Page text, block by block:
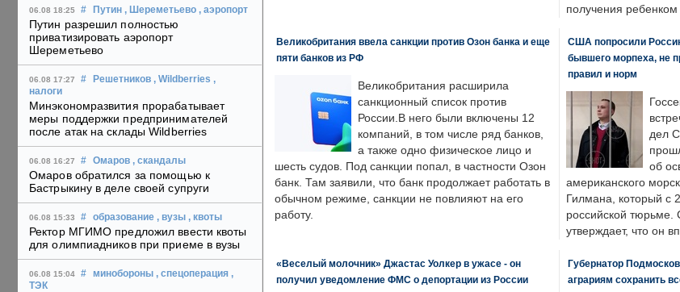
06.08 18:25 # Путин , Шереметьево , аэропорт
Путин разрешил полностью
приватизировать аэропорт
Шереметьево
06.08 17:27 # Решетников , Wildberries ,
налоги
Минэкономразвития прорабатывает
меры поддержки предпринимателей
после атак на склады Wildberries
06.08 16:27 # Омаров , скандалы
Омаров обратился за помощью к
Бастрыкину в деле своей супруги
06.08 15:33 # образование , вузы , квоты
Ректор МГИМО предложил ввести квоты
для олимпиадников при приеме в вузы
06.08 15:04 # минобороны , спецоперация ,
ТЭК
получения ребенком
Великобритания ввела санкции против Озон банка и еще
пяти банков из РФ
Великобритания расширила
санкционный список против
России.В него были включены 12
компаний, в том числе ряд банков,
а также одно физическое лицо и
шесть судов. Под санкции попал, в частности Озон
банк. Там заявили, что банк продолжает работать в
обычном режиме, санкции не повлияют на его
работу.
США попросили
бывшего морпеха, не
правил и норм
дел
об
американского
Гилмана, который с
российской
утверждает, что он
«Веселый молочник» Джастас Уолкер в ужасе - он
получил уведомление ФМС о депортации из России
Губернатор
аграриям сохранить